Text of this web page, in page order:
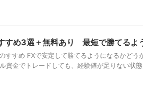
すめ3選＋無料あり 最短で勝てるよ
すすめ FXで安定して勝てるようになるかどう
資金でトレードしても、経験値が足りない状